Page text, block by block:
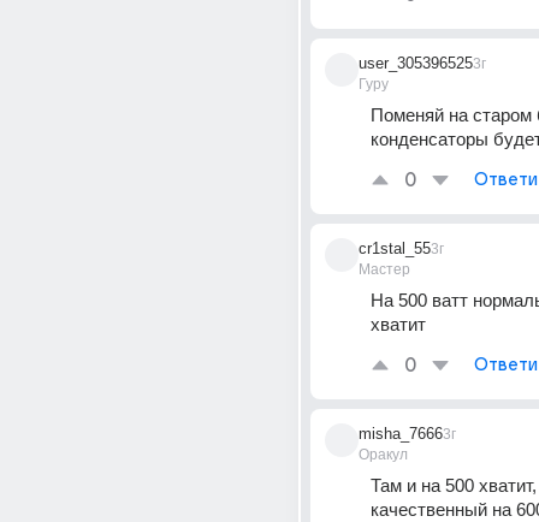
user_305396525
Гуру
3г
Поменяй на старом
конденсаторы
0
cr1stal_55
Мастер
3г
На 500 ватт
хватит
0
misha_7666
Оракул
3г
Там и на 500 хватит,
качественный на